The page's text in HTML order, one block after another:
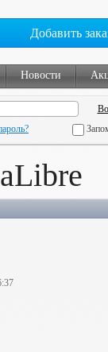
Добавить
Новости